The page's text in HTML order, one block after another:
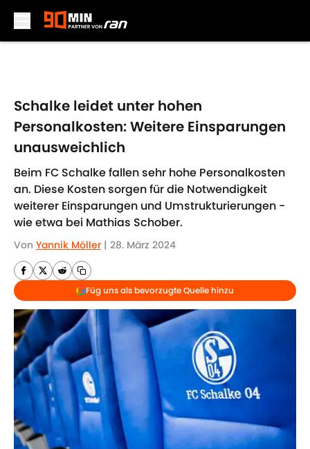
Schalke leidet unter hohen
Personalkosten: Weitere Einsparungen
unausweichlich
Beim FC Schalke fallen sehr hohe Personalkosten
an. Diese Kosten sorgen für die Notwendigkeit
weiterer Einsparungen und Umstrukturierungen -
wie etwa bei Mathias Schober.
Von Yannik Möller | 28. März 2024
Füg uns als bevorzugte Quelle hinzu